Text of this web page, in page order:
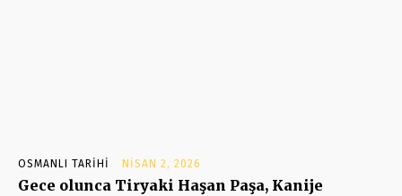
OSMANLI TARIHI NISAN 2, 2026
Gece olunca Tiryaki Haşan Paşa, Kanije